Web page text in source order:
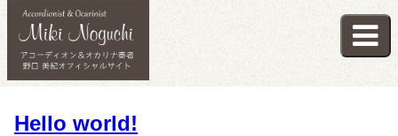
Hello world!